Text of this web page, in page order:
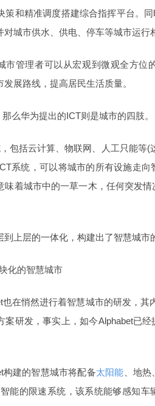
策和精准调度搭建综合指挥平台。
对城市供水、供电、停车等城市运行
市管理者可以从宏观到微观全方位
展路线，提高居民生活质量。
么华为提出的ICT则是城市的四肢。
包括云计算、物联网、人工只能等
系统，可以将城市的所有设施走
味着城市中的一草一木，任何突发
到上层的一体化，构建出了智慧城市
化的智慧城市
在悄然进行着智慧城市的研发，其
案研发，事实上，如今Alphabet已
构建的智慧城市将配备太阳能 、地
能的限速系统，该系统能够感知